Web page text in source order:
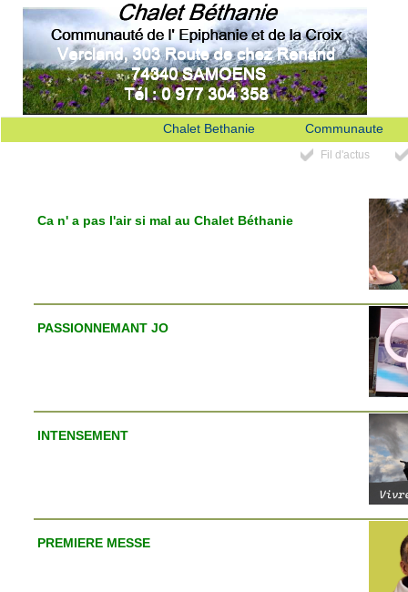
Chalet Bethanie Communaute
Fil d'actus
Ca n' a pas l'air si mal au Chalet Béthanie
PASSIONNEMANT JO
INTENSEMENT
PREMIERE MESSE